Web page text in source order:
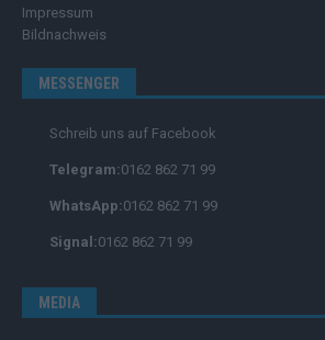
Impressum
Bildnachweis
MESSENGER
Schreib uns auf Facebook
Telegram:0162 862 71 99
WhatsApp:0162 862 71 99
Signal:0162 862 71 99
MEDIA